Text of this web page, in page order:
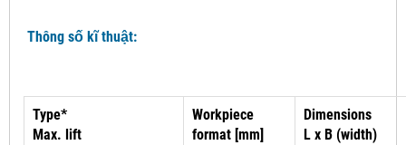
Thông số kĩ thuật:
Type*
Max. lift
Workpiece
format [mm]
Dimensions
L x B (width)